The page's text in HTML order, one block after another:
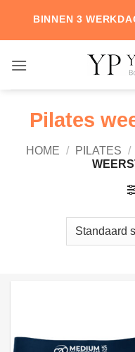
content
BINNEN 3
Pilates
HOME / PILATES /